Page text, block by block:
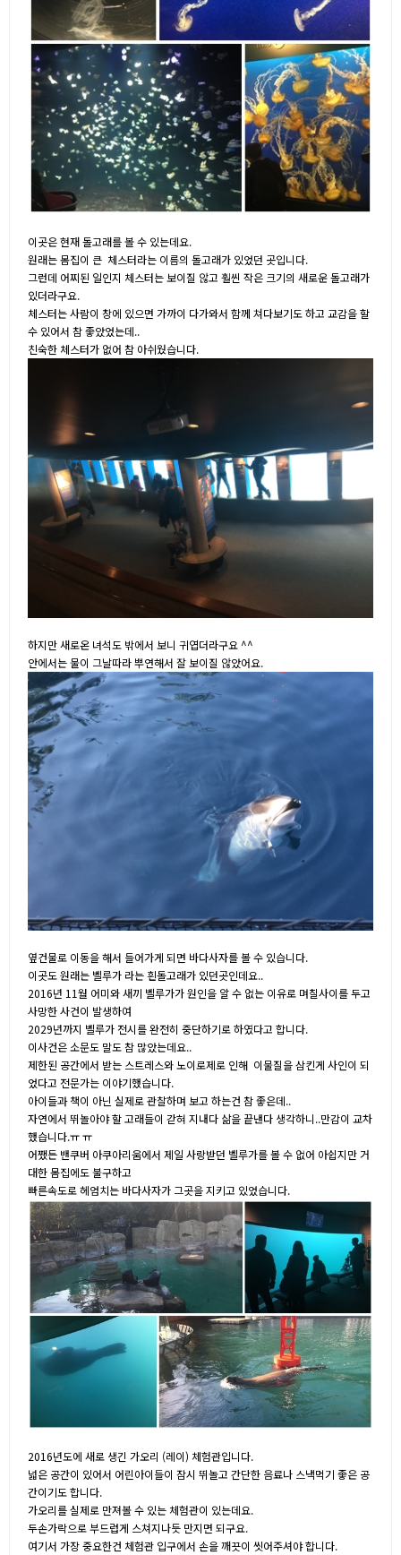
이곳은 현재 돌고래를 볼 수 있는데요.
원래는 몸집이 큰 체스터라는 이름의 돌고래가 있었던 곳입니다.
그런데 어찌된 일인지 체스터는 보이질 않고 훨씬 작은 크기의 새로운 돌고래가
있더라구요.
체스터는 사람이 창에 있으면 가까이 다가와서 함께 쳐다보기도 하고 교감을 할
수 있어서 참 좋았었는데..
친숙한 체스터가 없어 참 아쉬웠습니다.
하지만 새로온 녀석도 밖에서 보니 귀엽더라구요 ^^
안에서는 물이 그날따라 뿌연해서 잘 보이질 않았어요.
옆건물로 이동을 해서 들어가게 되면 바다사자를 볼 수 있습니다.
이곳도 원래는 벨루가 라는 흰돌고래가 있던곳인데요..
2016년 11월 어미와 새끼 벨루가가 원인을 알 수 없는 이유로 며칠사이를 두고
사망한 사건이 발생하여
2029년까지 벨루가 전시를 완전히 중단하기로 하였다고 합니다.
이사건은 소문도 말도 참 많았는데요..
제한된 공간에서 받는 스트레스와 노이로제로 인해 이물질을 삼킨게 사인이 되
었다고 전문가는 이야기했습니다.
아이들과 책이 아닌 실제로 관찰하며 보고 하는건 참 좋은데..
자연에서 뛰놀아야 할 고래들이 갇혀 지내다 삶을 끝낸다 생각하니..만감이 교차
했습니다.ㅠ ㅠ
어쨌든 밴쿠버 아쿠아리움에서 제일 사랑받던 벨루가를 볼 수 없어 아쉽지만 거
대한 몸집에도 불구하고
빠른속도로 헤엄치는 바다사자가 그곳을 지키고 있었습니다.
2016년도에 새로 생긴 가오리 (레이) 체험관입니다.
넓은 공간이 있어서 어린아이들이 잠시 뛰놀고 간단한 음료나 스낵먹기 좋은 공
간이기도 합니다.
가오리를 실제로 만져볼 수 있는 체험관이 있는데요.
두손가락으로 부드럽게 스쳐지나듯 만지면 되구요.
여기서 가장 중요한건 체험관 입구에서 손을 깨끗이 씻어주셔야 합니다.